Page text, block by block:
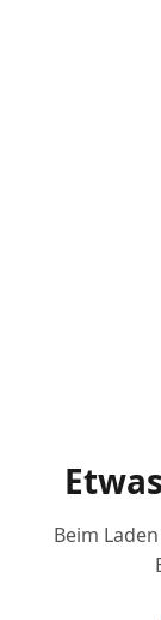
Beim